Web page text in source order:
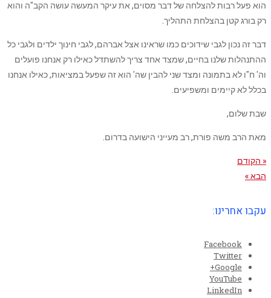
הוא פעל רבות להצלחה של דבר מסוים, את עיקר המעשה עושה הקב"ה והוא
רק בורג קטן בהצלחת התהליך.
דבר זה נכון לגבי שידוכים כמו שראינו אצל אברהם, לגבי חינוך ילדים ולגבי כל
ההתנהלות שלנו בחיים, שמצד אחד צריך להשתדל כאילו רק אנחנו פועלים
וה' ח"ו לא בתמונה ומצד שני להבין שה' הוא זה שפעל במציאות, כאילו אנחנו
בכלל לא קיימים ומשפיעים.
שבת שלום,
מאת הרב משה פורת, רב מעייני הישועה בדרום.
« הקודם
הבא »
עקבו אחרינו:
Facebook
Twitter
Google+
YouTube
LinkedIn